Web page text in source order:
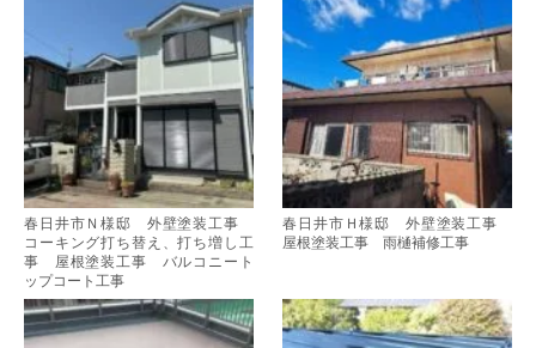
春日井市Ｎ様邸 外壁塗装工事
コーキング打ち替え、打ち増し工
事 屋根塗装工事 バルコニート
ップコート工事
春日井市Ｈ様邸 外壁塗装工事
屋根塗装工事 雨樋補修工事